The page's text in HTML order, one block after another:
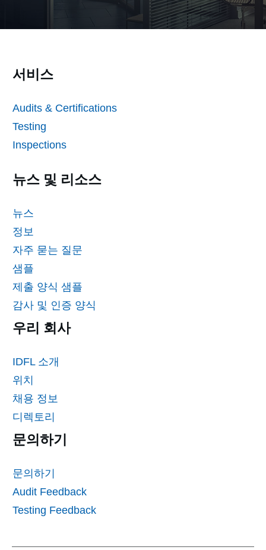
서비스
Audits & Certifications
Testing
Inspections
뉴스 및 리소스
뉴스
정보
자주 묻는 질문
샘플
제출 양식 샘플
감사 및 인증 양식
우리 회사
IDFL 소개
위치
채용 정보
디렉토리
문의하기
문의하기
Audit Feedback
Testing Feedback